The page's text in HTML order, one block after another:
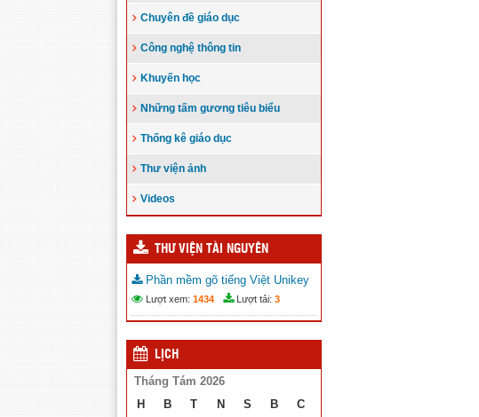
Chuyên đề giáo dục
Công nghệ thông tin
Khuyến học
Những tấm gương tiêu biểu
Thống kê giáo dục
Thư viện ảnh
Videos
THƯ VIỆN TÀI NGUYÊN
Phần mềm gõ tiếng Việt Unikey
Lượt xem: 1434 Lượt tải: 3
LỊCH
Tháng Tám 2026
H
B T N S B
C